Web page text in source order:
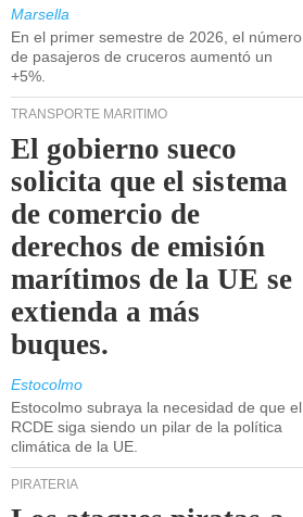
Marsella
En el primer semestre de 2026, el número
de pasajeros de cruceros aumentó un
+5%.
TRANSPORTE MARÍTIMO
El gobierno sueco
solicita que el sistema
de comercio de
derechos de emisión
marítimos de la UE se
extienda a más
buques.
Estocolmo
Estocolmo subraya la necesidad de que el
RCDE siga siendo un pilar de la política
climática de la UE.
PIRATERÍA